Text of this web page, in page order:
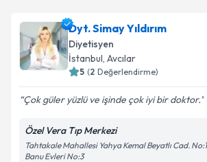
Dyt. Simay Yıldırım
Diyetisyen
İstanbul, Avcılar
5 (2 Değerlendirme)
Çok güler yüzlü ve işinde çok iyi bir doktor.
Özel Vera Tıp Merkezi
Tahtakale Mahallesi Yahya Kemal Beyatlı Cad.
Banu Evleri No:3